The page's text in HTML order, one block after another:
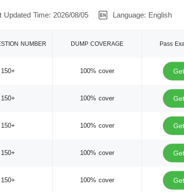
Updated Time: 2026/08/05 Language: English
NUMBER DUMP COVERAGE Pass
150+ 100% cover
150+ 100% cover
150+ 100% cover
150+ 100% cover
150+ 100% cover